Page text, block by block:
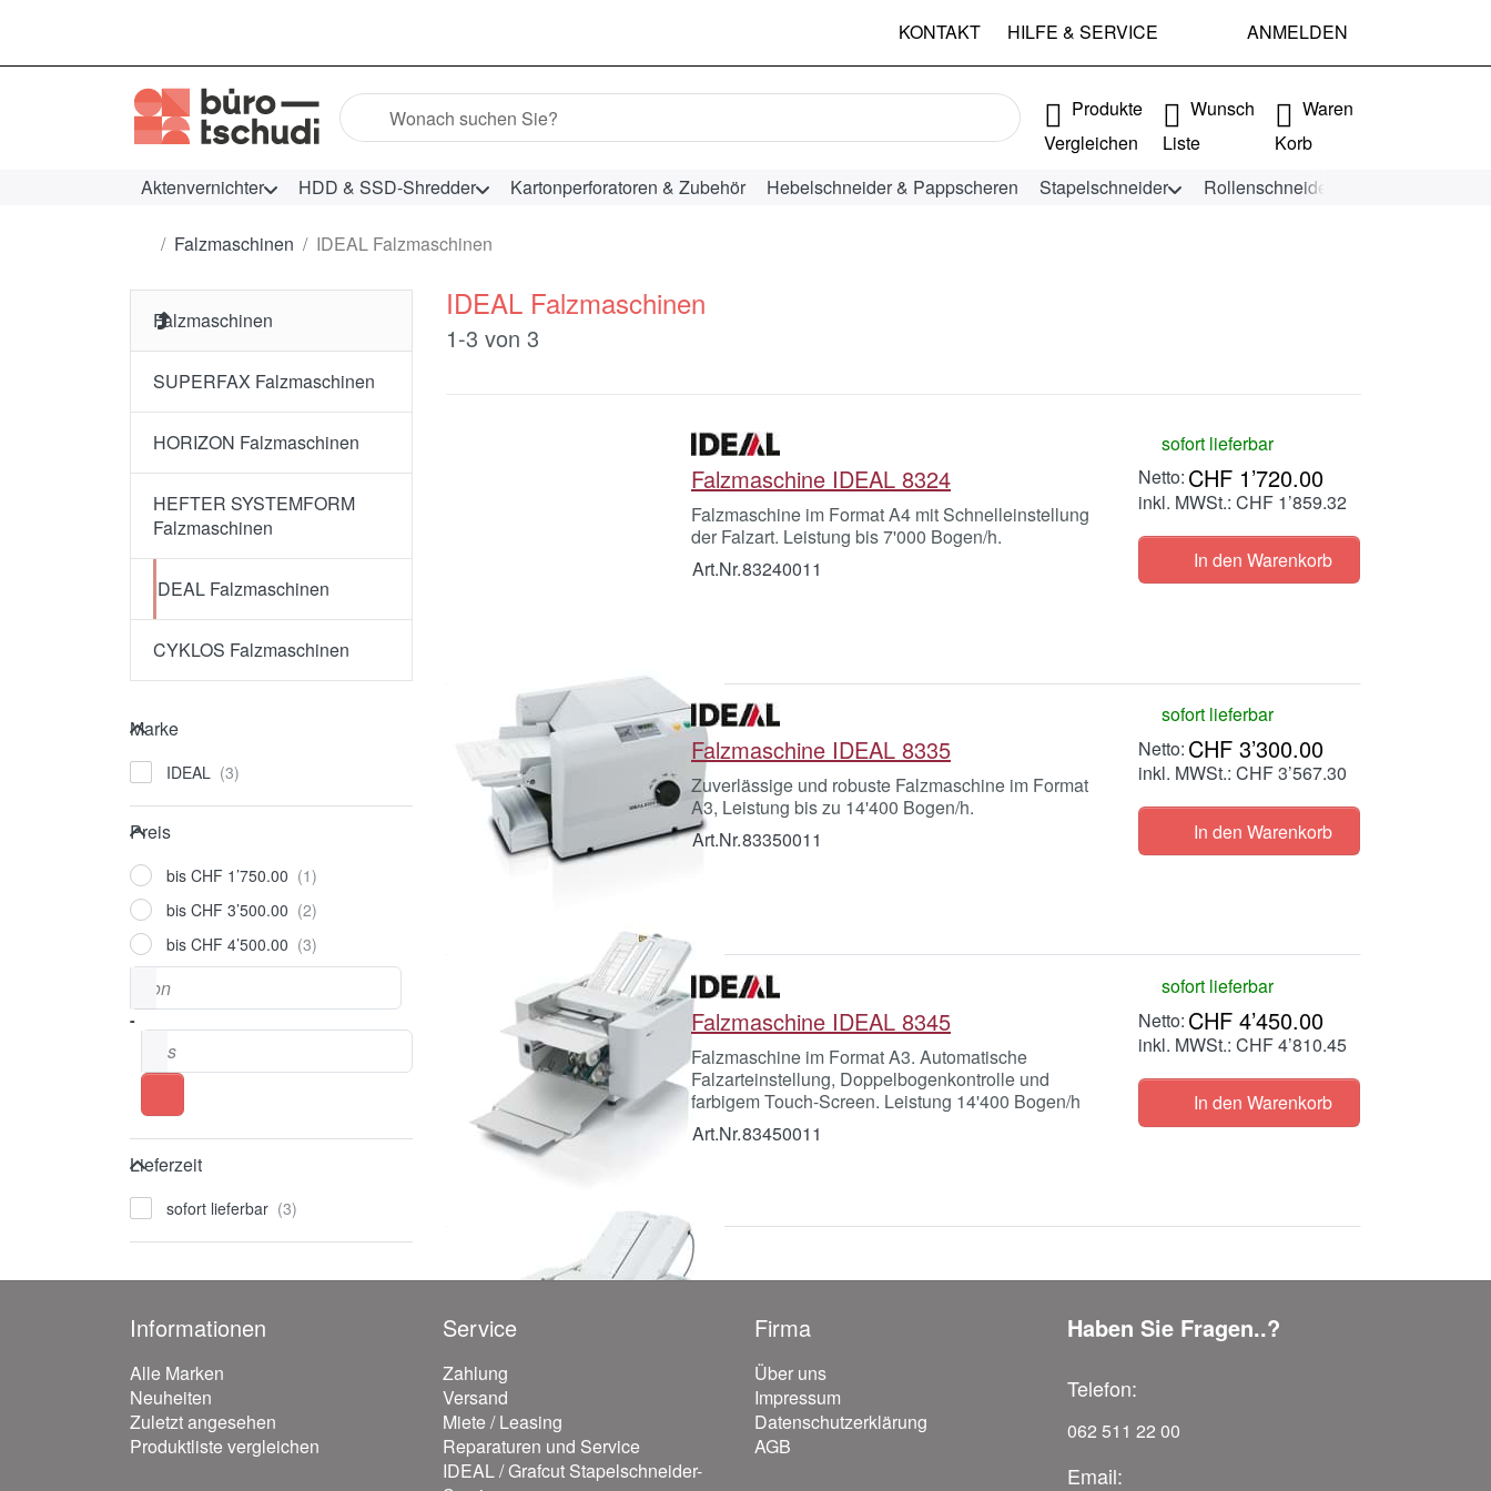
KONTAKT HILFE & SERVICE ANMELDEN
Geben Sie einen Suchbegriff ein. Während Sie tippen, erscheinen automatisch erste Ergebnisse. Drücken Sie die Eingabetaste, um alle
Produkte
Vergleichen
Wunsch
Liste
Waren
Korb
Aktenvernichter
HDD & SSD-Shredder Kartonperforatoren & Zubehör Hebelschneider & Pappscheren Stapelschneider Rollenschneider
Startseite
Falzmaschinen IDEAL Falzmaschinen
Falzmaschinen
SUPERFAX Falzmaschinen
HORIZON Falzmaschinen
HEFTER SYSTEMFORM
Falzmaschinen
IDEAL Falzmaschinen
CYKLOS Falzmaschinen
Marke
Marke
IDEAL
Preis
Preis
bis CHF 1’750.00
bis CHF 3’500.00
bis CHF 4’500.00
Preisspanne
von
-
bis
Lieferzeit
Lieferzeit
sofort lieferbar
IDEAL Falzmaschinen
Suchergebnisse:
1-3 von 3
Falzmaschine IDEAL 8324
Falzmaschine im Format A4 mit Schnelleinstellung
der Falzart. Leistung bis 7'000 Bogen/h.
Art.Nr.83240011
sofort lieferbar
CHF 1’720.00
inkl. MWSt.: CHF 1’859.32
In den Warenkorb
Falzmaschine IDEAL 8335
Zuverlässige und robuste Falzmaschine im Format
A3, Leistung bis zu 14'400 Bogen/h.
Art.Nr.83350011
sofort lieferbar
CHF 3’300.00
inkl. MWSt.: CHF 3’567.30
In den Warenkorb
Falzmaschine IDEAL 8345
Falzmaschine im Format A3. Automatische
Falzarteinstellung, Doppelbogenkontrolle und
farbigem Touch-Screen. Leistung 14'400 Bogen/h
Art.Nr.83450011
sofort lieferbar
CHF 4’450.00
inkl. MWSt.: CHF 4’810.45
In den Warenkorb
Informationen
Alle Marken
Neuheiten
Zuletzt angesehen
Produktliste vergleichen
Service
Zahlung
Versand
Miete / Leasing
Reparaturen und Service
IDEAL / Grafcut Stapelschneider-
Firma
Über uns
Impressum
Datenschutzerklärung
AGB
Haben Sie Fragen..?
Telefon:
062 511 22 00
Email: